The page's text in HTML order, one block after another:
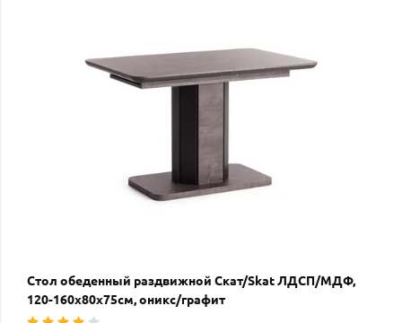
Стол обеденный раздвижной Скат/Skat ЛДСП/МДФ,
120-160х80х75см, оникс/графит